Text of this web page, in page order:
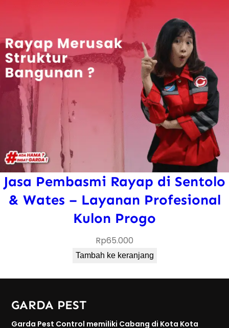
Jasa Pembasmi Rayap di Sentolo
& Wates – Layanan Profesional
Kulon Progo
Rp65.000
Tambah ke keranjang
GARDA PEST
Garda Pest Control memiliki Cabang di Kota Kota